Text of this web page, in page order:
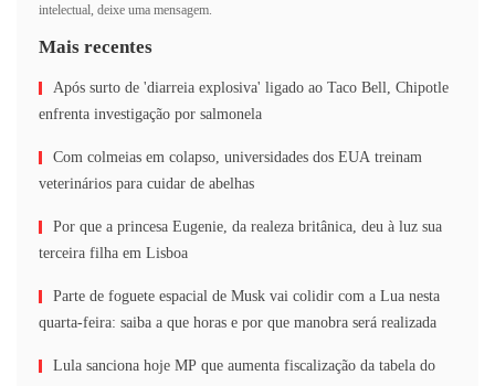
intelectual, deixe uma mensagem.
Mais recentes
Após surto de 'diarreia explosiva' ligado ao Taco Bell, Chipotle
enfrenta investigação por salmonela
Com colmeias em colapso, universidades dos EUA treinam
veterinários para cuidar de abelhas
Por que a princesa Eugenie, da realeza britânica, deu à luz sua
terceira filha em Lisboa
Parte de foguete espacial de Musk vai colidir com a Lua nesta
quarta-feira: saiba a que horas e por que manobra será realizada
Lula sanciona hoje MP que aumenta fiscalização da tabela do